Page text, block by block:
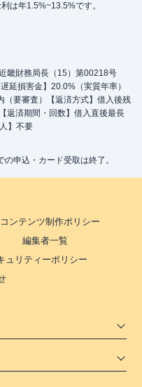
は年1.5%~13.5%です。
畿財務局長（15）第00218号
延損害金】20.0%（実質年率）
（要審査）【返済方式】借入後残
返済期間・回数】借入直後最長
】不要
申込・カード受取は終了。
コンテンツ制作ポリシー
編集者一覧
ュリティーポリシー